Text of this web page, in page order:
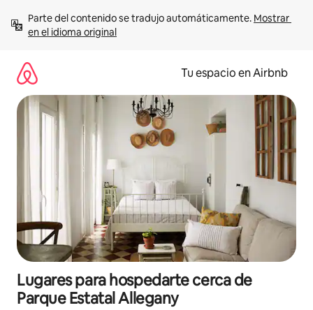
contenido
Parte del contenido se tradujo automáticamente. Mostrar
en el idioma original
Tu espacio en Airbnb
Lugares para hospedarte cerca de
Parque Estatal Allegany